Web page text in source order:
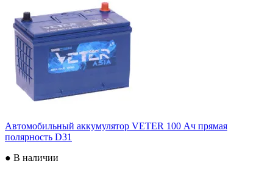
Автомобильный аккумулятор VETER 100 Ач прямая
полярность D31
● В наличии